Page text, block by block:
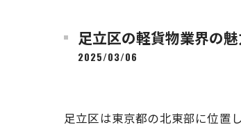
足立区の軽貨物業界の
2025/03/06
足立区は東京都の北東部に位置